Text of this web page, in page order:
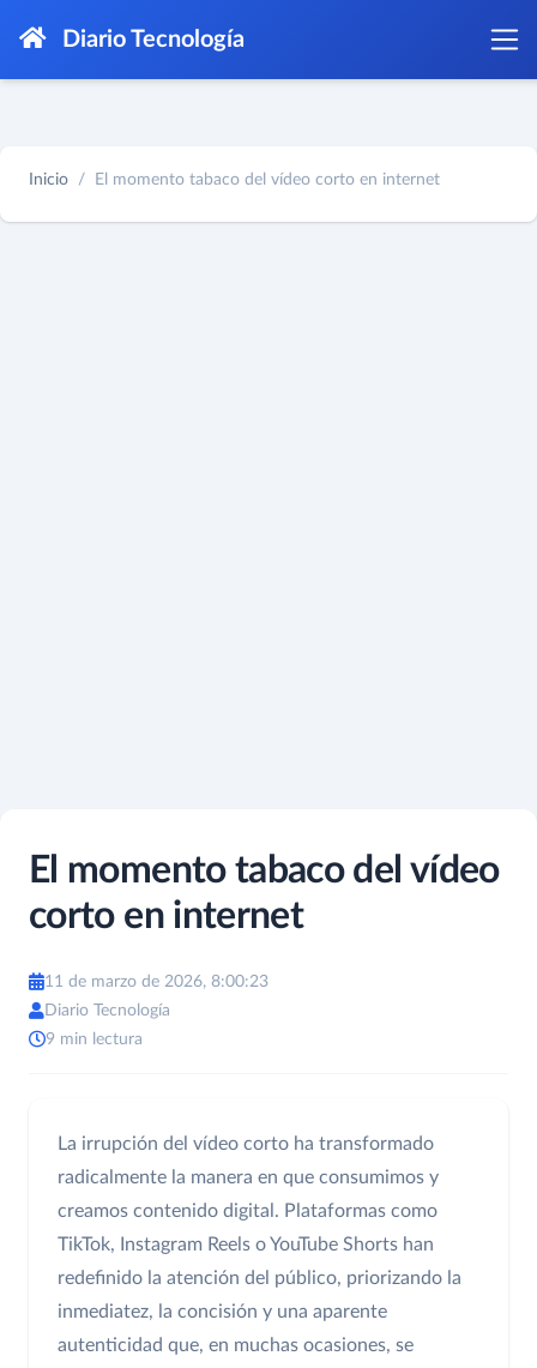
Diario Tecnología
Inicio El momento tabaco del vídeo corto en internet
El momento tabaco del vídeo
corto en internet
11 de marzo de 2026, 8:00:23
Diario Tecnología
9 min lectura
La irrupción del vídeo corto ha transformado
radicalmente la manera en que consumimos y
creamos contenido digital. Plataformas como
TikTok, Instagram Reels o YouTube Shorts han
redefinido la atención del público, priorizando la
inmediatez, la concisión y una aparente
autenticidad que, en muchas ocasiones, se